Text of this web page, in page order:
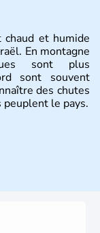
et humide
En montagne
sont plus
sont souvent
des chutes
le pays.
Méditerranée,
des nouvelles